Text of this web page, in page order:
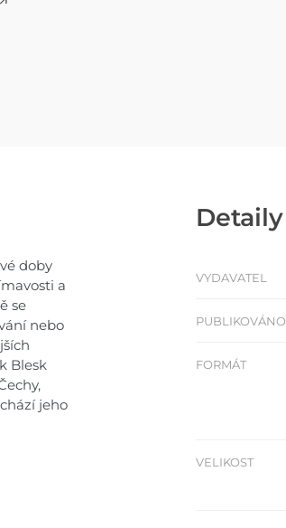
doby
a
se
nebo
Blesk
jeho
Detaily
VYDAVATEL
PUBLIKOVÁNO
FORMÁT
VELIKOST